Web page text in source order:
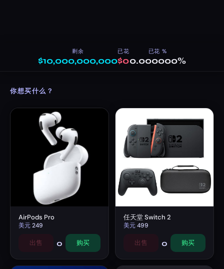
剩余
$10,000,000,000
已花
$0
已花 %
0.000000%
你想买什么？
AirPods Pro
美元249
出售 0 购买
任天堂 Switch 2
美元499
出售 0 购买